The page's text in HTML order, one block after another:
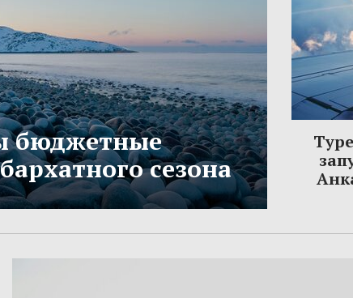
бюджетные
сезона